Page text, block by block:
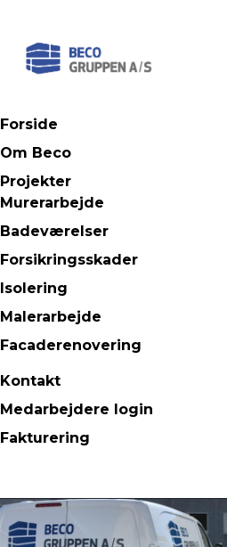
Forside
Om Beco
Projekter
Murerarbejde
Badeværelser
Forsikringsskader
Isolering
Malerarbejde
Facaderenovering
Kontakt
Medarbejdere login
Fakturering